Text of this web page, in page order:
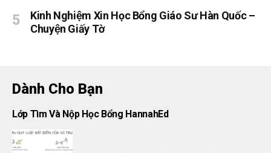
Kinh Nghiệm Xin Học Bổng Giáo Sư Hàn Quốc –
Chuyện Giấy Tờ
Dành Cho Bạn
Lớp Tìm Và Nộp Học Bổng HannahEd